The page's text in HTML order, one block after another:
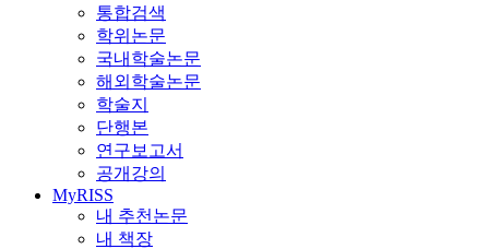
통합검색
학위논문
국내학술논문
해외학술논문
학술지
단행본
연구보고서
공개강의
MyRISS
내 추천논문
내 책장